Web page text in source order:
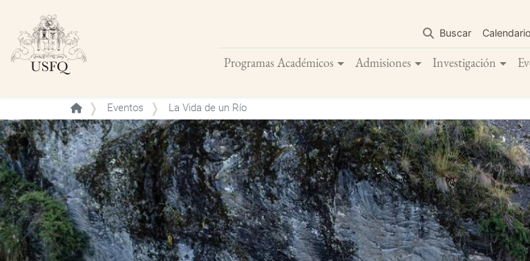
contenido
principal
Buscar Calendario
Programas Académicos Admisiones Investigación
Buscar
Eventos La Vida de un Río